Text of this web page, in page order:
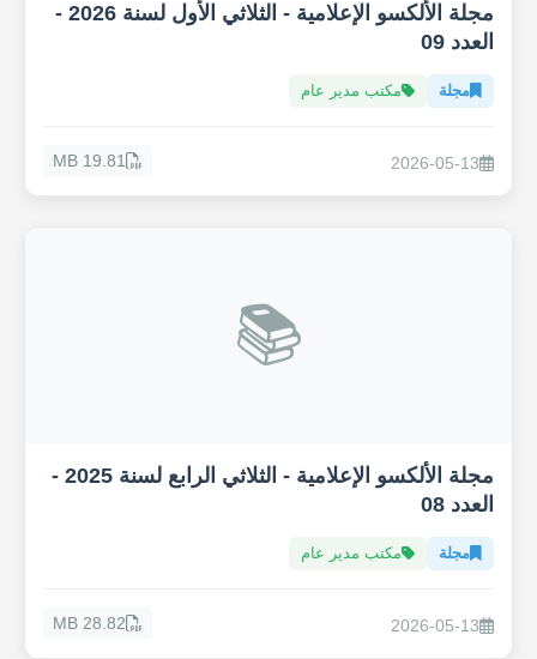
مجلة الألكسو الإعلامية - الثلاثي الأول لسنة 2026 -
العدد 09
مجلة مكتب مدير عام
2026-05-13
19.81 MB
📚
مجلة الألكسو الإعلامية - الثلاثي الرابع لسنة 2025 -
العدد 08
مجلة مكتب مدير عام
2026-05-13
28.82 MB